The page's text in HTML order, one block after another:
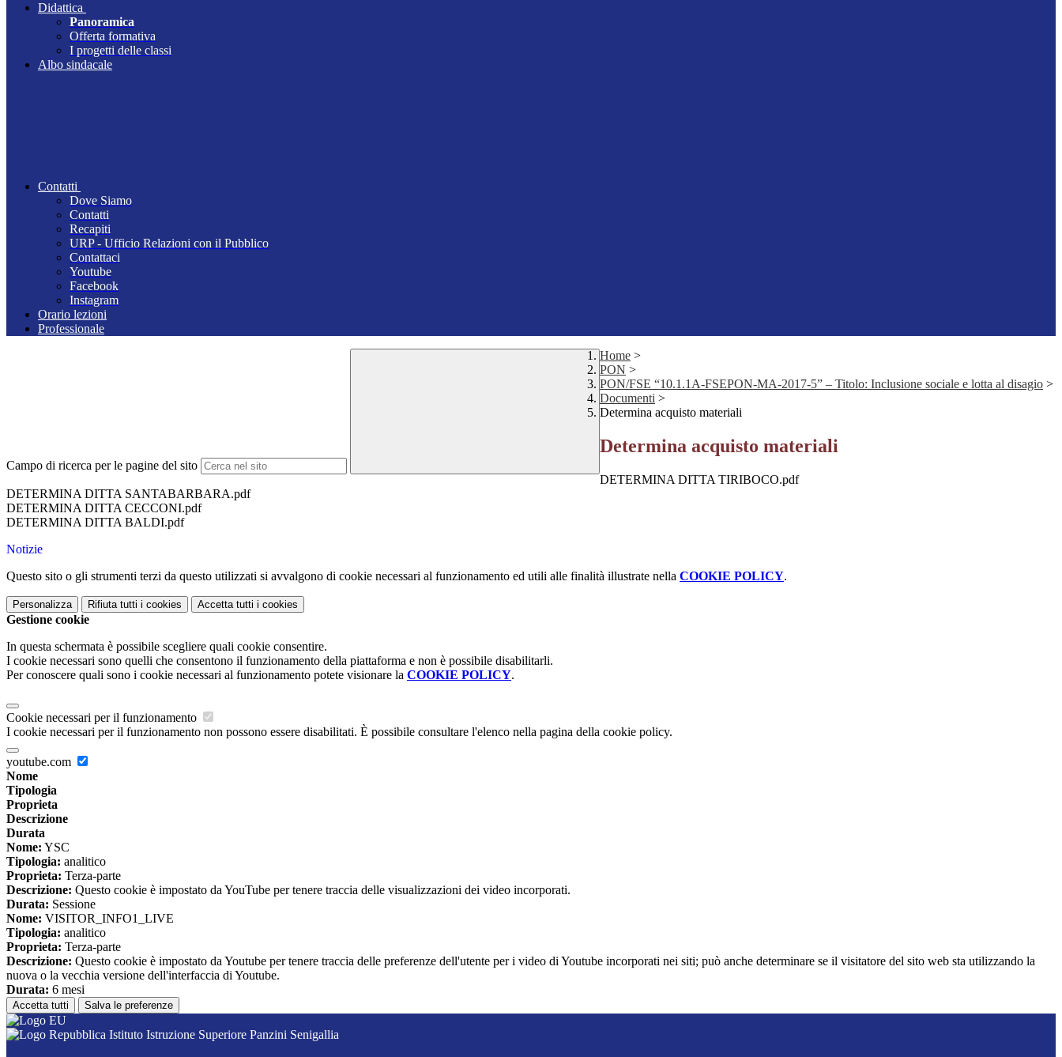
Didattica
Panoramica
Offerta formativa
I progetti delle classi
Albo sindacale
Contatti
Dove Siamo
Contatti
Recapiti
URP - Ufficio Relazioni con il Pubblico
Contattaci
Youtube
Facebook
Instagram
Orario lezioni
Professionale
Campo di ricerca per le pagine del sito
Home >
PON >
PON/FSE “10.1.1A-FSEPON-MA-2017-5” – Titolo: Inclusione sociale e lotta al disagio >
Documenti >
Determina acquisto materiali
Determina acquisto materiali
DETERMINA DITTA TIRIBOCO.pdf
DETERMINA DITTA SANTABARBARA.pdf
DETERMINA DITTA CECCONI.pdf
DETERMINA DITTA BALDI.pdf
Notizie
Questo sito o gli strumenti terzi da questo utilizzati si avvalgono di cookie necessari al funzionamento ed utili alle finalità illustrate nella COOKIE POLICY.
Personalizza Rifiuta tutti i cookies Accetta tutti i cookies
Gestione cookie
In questa schermata è possibile scegliere quali cookie consentire.
I cookie necessari sono quelli che consentono il funzionamento della piattaforma e non è possibile disabilitarli.
Per conoscere quali sono i cookie necessari al funzionamento potete visionare la COOKIE POLICY.
Cookie necessari per il funzionamento
I cookie necessari per il funzionamento non possono essere disabilitati. È possibile consultare l'elenco nella pagina della cookie policy.
youtube.com
Nome
Tipologia
Proprieta
Descrizione
Durata
Nome: YSC
Tipologia: analitico
Proprieta: Terza-parte
Descrizione: Questo cookie è impostato da YouTube per tenere traccia delle visualizzazioni dei video incorporati.
Durata: Sessione
Nome: VISITOR_INFO1_LIVE
Tipologia: analitico
Proprieta: Terza-parte
Descrizione: Questo cookie è impostato da Youtube per tenere traccia delle preferenze dell'utente per i video di Youtube incorporati nei siti; può anche determinare se il visitatore del sito web sta utilizzando la
nuova o la vecchia versione dell'interfaccia di Youtube.
Durata: 6 mesi
Accetta tutti Salva le preferenze
Istituto Istruzione Superiore Panzini Senigallia